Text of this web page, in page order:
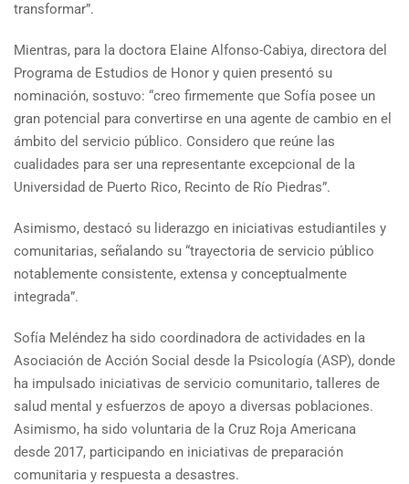
transformar”.
Mientras, para la doctora Elaine Alfonso-Cabiya, directora del
Programa de Estudios de Honor y quien presentó su
nominación, sostuvo: “creo firmemente que Sofía posee un
gran potencial para convertirse en una agente de cambio en el
ámbito del servicio público. Considero que reúne las
cualidades para ser una representante excepcional de la
Universidad de Puerto Rico, Recinto de Río Piedras”.
Asimismo, destacó su liderazgo en iniciativas estudiantiles y
comunitarias, señalando su “trayectoria de servicio público
notablemente consistente, extensa y conceptualmente
integrada”.
Sofía Meléndez ha sido coordinadora de actividades en la
Asociación de Acción Social desde la Psicología (ASP), donde
ha impulsado iniciativas de servicio comunitario, talleres de
salud mental y esfuerzos de apoyo a diversas poblaciones.
Asimismo, ha sido voluntaria de la Cruz Roja Americana
desde 2017, participando en iniciativas de preparación
comunitaria y respuesta a desastres.